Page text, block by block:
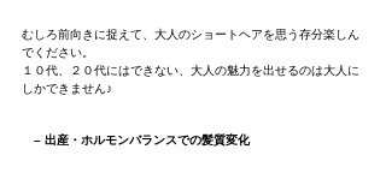
むしろ前向きに捉えて、大人のショートヘアを思う存分楽しん
でください。
１０代、２０代にはできない、大人の魅力を出せるのは大人に
しかできません♪
– 出産・ホルモンバランスでの髪質変化